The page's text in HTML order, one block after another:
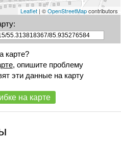
Leaflet| ©OpenStreetMapcontributors
карте?
, опишите проблему
эти данные на карту
на карте